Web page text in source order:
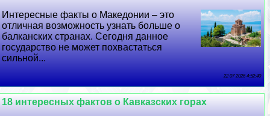
Интересные факты о Македонии – это
отличная возможность узнать больше о
балканских странах. Сегодня данное
государство не может похвастаться
сильной...
22 07 2026 4:52:40
18 интересных фактов о Кавказских горах